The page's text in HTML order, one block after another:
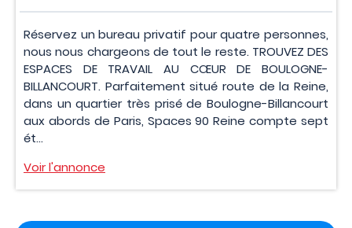
Réservez un bureau privatif pour quatre personnes,
nous nous chargeons de tout le reste. TROUVEZ DES
ESPACES DE TRAVAIL AU CŒUR DE BOULOGNE-
BILLANCOURT. Parfaitement situé route de la Reine,
dans un quartier très prisé de Boulogne-Billancourt
aux abords de Paris, Spaces 90 Reine compte sept
ét...
Voir l'annonce